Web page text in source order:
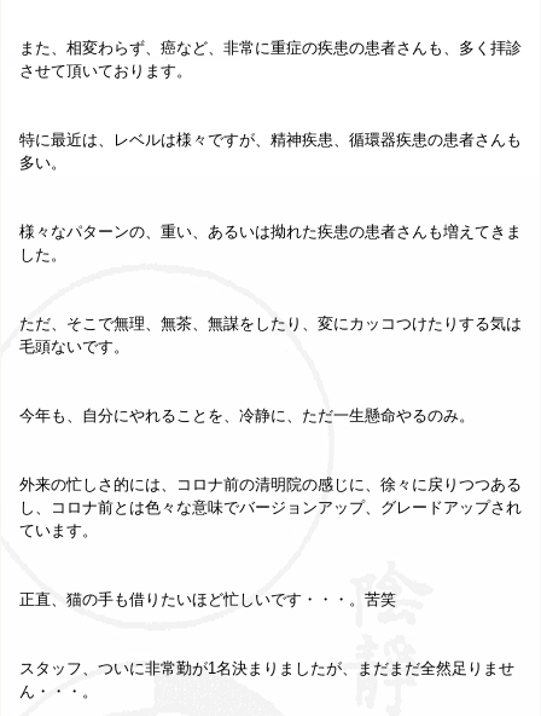
また、相変わらず、癌など、非常に重症の疾患の患者さんも、多く拝診
させて頂いております。
特に最近は、レベルは様々ですが、精神疾患、循環器疾患の患者さんも
多い。
様々なパターンの、重い、あるいは拗れた疾患の患者さんも増えてきま
した。
ただ、そこで無理、無茶、無謀をしたり、変にカッコつけたりする気は
毛頭ないです。
今年も、自分にやれることを、冷静に、ただ一生懸命やるのみ。
外来の忙しさ的には、コロナ前の清明院の感じに、徐々に戻りつつある
し、コロナ前とは色々な意味でバージョンアップ、グレードアップされ
ています。
正直、猫の手も借りたいほど忙しいです・・・。苦笑
スタッフ、ついに非常勤が1名決まりましたが、まだまだ全然足りませ
ん・・・。